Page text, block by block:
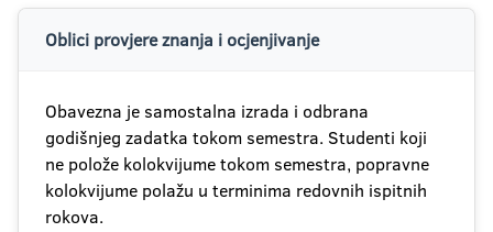
Oblici provjere znanja i ocjenjivanje
Obavezna je samostalna izrada i odbrana
godišnjeg zadatka tokom semestra. Studenti koji
ne polože kolokvijume tokom semestra, popravne
kolokvijume polažu u terminima redovnih ispitnih
rokova.